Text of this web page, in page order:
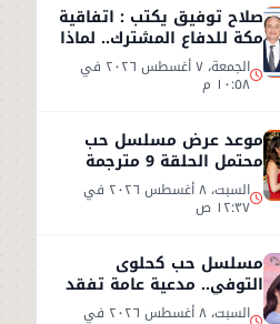
صلاح توفيق يكتب : اتفاقية
مكة للدفاع المشترك.. لماذا
غابت مصر؟ الجمعة، ٧ أغسطس ٢٠٢٦ في
١٠:٥٨ م
موعد عرض مسلسل حب
محتمل الحلقة 9 مترجمة
على شاهد السبت، ٨ أغسطس ٢٠٢٦ في
١٢:٣٧ ص
مسلسل حب كحلوى
التوفي.. مدعية عامة تفقد
ذاكرتها وتبدأ قصة حب
السبت، ٨ أغسطس ٢٠٢٦ في